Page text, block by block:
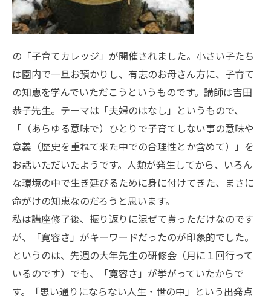
の「子育てカレッジ」が開催されました。小さい子たち
は園内で一旦お預かりし、有志のお母さん方に、子育て
の知恵を学んでいただこうというものです。講師は吉田
恭子先生。テーマは「夫婦のはなし」というもので、
「（あらゆる意味で）ひとりで子育てしない事の意味や
意義（歴史を重ねて来た中での合理性とか含めて）」を
お話いただいたようです。人類が発生してから、いろん
な環境の中で生き延びるために身に付けてきた、まさに
命がけの知恵なのだろうと思います。
私は講座修了後、振り返りに混ぜて貰っただけなのです
が、「寛容さ」がキーワードだったのが印象的でした。
というのは、先週の大年先生の研修会（月に１回行って
いるのです）でも、「寛容さ」が挙がっていたからで
す。「思い通りにならない人生・世の中」という出発点